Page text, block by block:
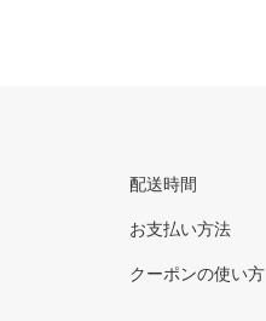
配送時間
お支払い方法
クーポンの使い方